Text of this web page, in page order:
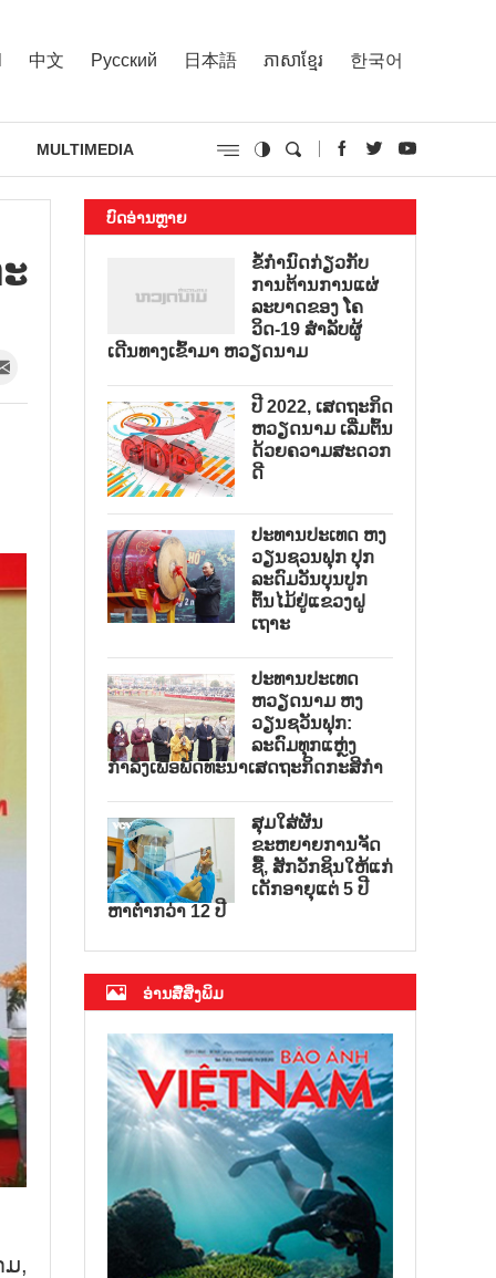
中文 Русский 日本語 ភាសាខ្មែរ 한국어
MULTIMEDIA
ມ,
ບົດອ່ານຫຼາຍ
ຂໍ້ກຳນົດກ່ຽວກັບ
ການຕ້ານການແຜ່
ລະບາດຂອງ ໂຄ
ວິດ-19 ສຳລັບຜູ້
ເດີນທາງເຂົ້າມາ ຫວຽດນາມ
ປີ 2022, ເສດຖະກິດ
ຫວຽດນາມ ເລີ່ມຕົ້ນ
ດ້ວຍຄວາມສະດວກ
ດີ
ປະທານປະເທດ ຫງ
ວຽນຊວນຟຸກ ປຸກ
ລະດົມວັນບຸນປູກ
ຕົ້ນໄມ້ຢູ່ແຂວງຝູ
ເຖາະ
ປະທານປະເທດ
ຫວຽດນາມ ຫງ
ວຽນຊວັນຟຸກ:
ລະດົມທຸກແຫຼ່ງ
ກຳລັງເພື່ອພັດທະນາເສດຖະກິດກະສິກຳ
ສຸມໃສ່ຜັນ
ຂະຫຍາຍການຈັດ
ຊື້, ສັກວັກຊິນໃຫ້ແກ່
ເດັກອາຍຸແຕ່ 5 ປີ
ຫາຕ່ຳກວ່າ 12 ປີ
ອ່ານສື່ສິ່ງພິມ